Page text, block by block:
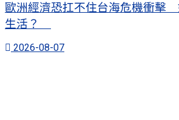
歐洲經濟恐扛不住台海危機衝擊
生活？
2026-08-07